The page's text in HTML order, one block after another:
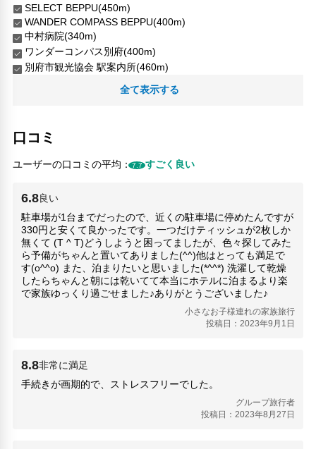
SELECT BEPPU(450m)
WANDER COMPASS BEPPU(400m)
中村病院(340m)
ワンダーコンパス別府(400m)
別府市観光協会 駅案内所(460m)
別府市観光案内所(460m)
別府カトリック教会(460m)
占いの猫カフェ猫(340m)
山本病院(150m)
人気スポット
別府タワー(980m)
別府地獄めぐる(5.04km)
かまど地獄(5.03km)
地獄むしこぼかんなわ(4.81km)
地獄蒸し工房鉄輪(4.81km)
杉乃井パレス(2.57km)
熊八あぶらやの銅像(480m)
血の池地獄(5.95km)
全て表示する
口コミ
ユーザーの口コミの平均：7.7 すごく良い
6.8良い
駐車場が1台までだったので、近くの駐車場に停めたんですが
330円と安くて良かったです。一つだけティッシュが2枚しか
無くて (T ^ T)どうしようと困ってましたが、色々探してみた
ら予備がちゃんと置いてありました(^^)他はとっても満足で
す(o^^o) また、泊まりたいと思いました(*^^*) 洗濯して乾燥
したらちゃんと朝には乾いてて本当にホテルに泊まるより楽
で家族ゆっくり過ごせました♪ありがとうございました♪
小さなお子様連れの家族旅行
投稿日：2023年9月1日
8.8非常に満足
手続きが画期的で、ストレスフリーでした。
グループ旅行者
投稿日：2023年8月27日